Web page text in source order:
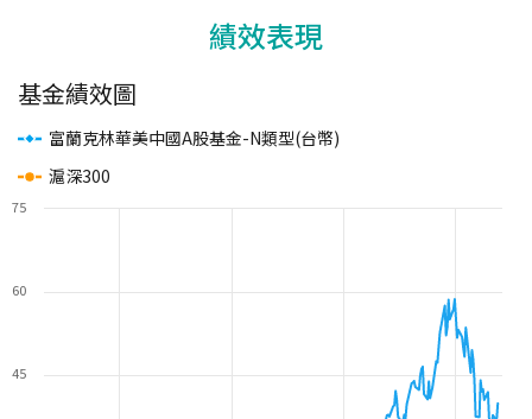
績效表現
基金績效圖
富蘭克林華美中國A股基金-N類型(台幣)
滬深300
45
60
75